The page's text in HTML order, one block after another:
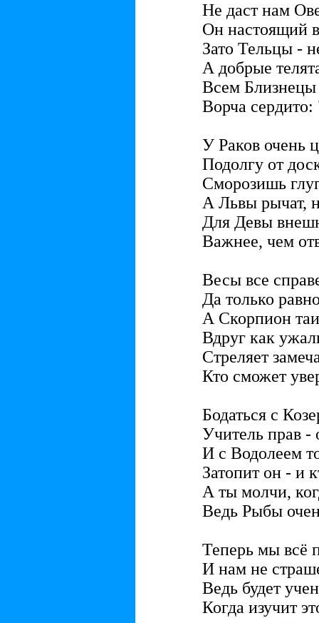
Не даст нам
Он настоящий
Зато Тельцы -
А добрые
Всем
Ворча сердито:
У Раков очень
Подолгу от
Сморозишь
А Львы рычат,
Для Девы
Важнее, чем
Весы все
Да только
А Скорпион
Вдруг как
Стреляет
Кто сможет
Бодаться с
Учитель прав -
И с Водолеем
Затопит он - и
А ты молчи,
Ведь Рыбы
Теперь мы всё
И нам не
Ведь будет
Когда изучит